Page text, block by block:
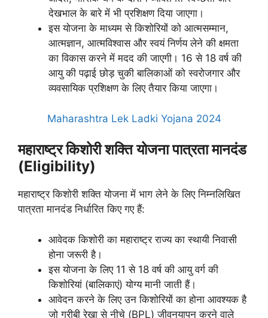
देखभाल के बारे में भी प्रशिक्षण दिया जाएगा।
इस योजना के माध्यम से किशोरियों को आत्मसम्मान,
आत्मज्ञान, आत्मविश्वास और स्वयं निर्णय लेने की क्षमता
का विकास करने में मदद की जाएगी। 16 से 18 वर्ष की
आयु की पढ़ाई छोड़ चुकी बालिकाओं को स्वरोजगार और
व्यवसायिक प्रशिक्षण के लिए तैयार किया जाएगा।
Maharashtra Lek Ladki Yojana 2024
महाराष्ट्र किशोरी शक्ति योजना पात्रता मानदंड
(Eligibility)
महाराष्ट्र किशोरी शक्ति योजना में भाग लेने के लिए निम्नलिखित
पात्रता मानदंड निर्धारित किए गए हैं:
आवेदक किशोरी का महाराष्ट्र राज्य का स्थायी निवासी
होना जरूरी है।
इस योजना के लिए 11 से 18 वर्ष की आयु वर्ग की
किशोरियां (बालिकाएं) योग्य मानी जाती हैं।
आवेदन करने के लिए उन किशोरियों का होना आवश्यक है
जो गरीबी रेखा से नीचे (BPL) जीवनयापन करने वाले